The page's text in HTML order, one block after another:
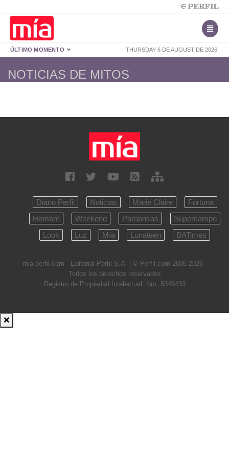
THURSDAY 6 DE AUGUST DE 2026
ÚLTIMO MOMENTO
NOTICIAS DE MITOS
Diario Perfil Noticias Marie Claire
Fortuna
Hombre
Weekend Parabrisas
Supercampo
Look
Luz Mía Lunateen BATimes
mia.perfil.com - Editorial Perfil S.A. | © Perfil.com 2006-2026 -
Todos los derechos reservados
Registro de Propiedad Intelectual: Nro. 5346433